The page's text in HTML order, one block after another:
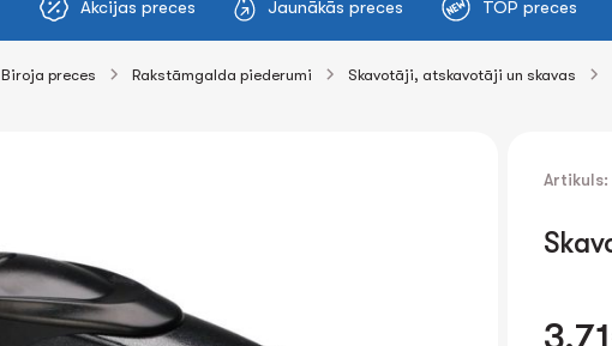
Akcijas preces Jaunākās preces TOP preces
Biroja preces Rakstāmgalda piederumi Skavotāji, atskavotāji un skavas
Artikuls: